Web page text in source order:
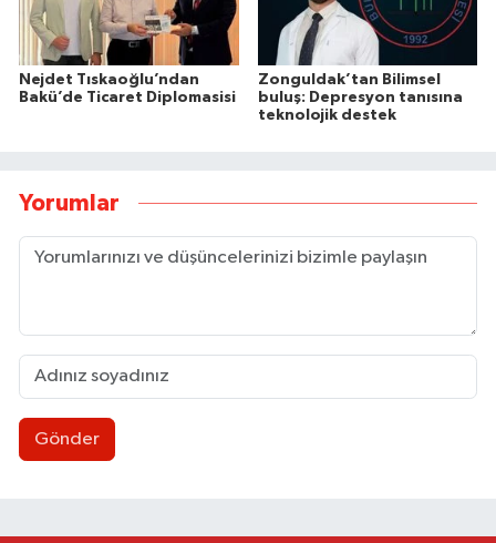
Nejdet Tıskaoğlu’ndan
Bakü’de Ticaret Diplomasisi
Zonguldak’tan Bilimsel
buluş: Depresyon tanısına
teknolojik destek
Yorumlar
Gönder
21:53 |Zonguldakspor eski Başkanı Rıza Kerim